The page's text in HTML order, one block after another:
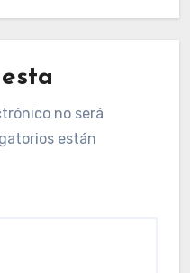
no será
están